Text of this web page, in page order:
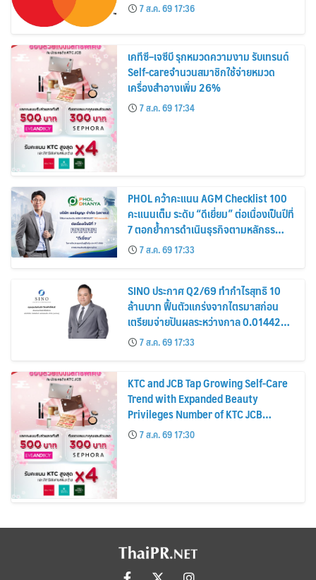
7 ส.ค. 69 17:36
เคทีซี–เจซีบี รุกหมวดความงาม รับเทรนด์
Self-careจำนวนสมาชิกใช้จ่ายหมวด
เครื่องสำอางเพิ่ม 26%
7 ส.ค. 69 17:34
PHOL คว้าคะแนน AGM Checklist 100
คะแนนเต็ม ระดับ “ดีเยี่ยม” ต่อเนื่องเป็นปีที่
7 ตอกย้ำการดำเนินธุรกิจตามหลักธร
รมาภิบาล โปร่งใส สร้างความเชื่อมั่นผู้ถือ
หุ้น
7 ส.ค. 69 17:33
SINO ประกาศ Q2/69 ทำกำไรสุทธิ 10
ล้านบาท ฟื้นตัวแกร่งจากไตรมาสก่อน
เตรียมจ่ายปันผลระหว่างกาล 0.014423
บาทต่อหุ้น ครึ่งปีหลังมุ่งเติบโตต่อเนื่อง
7 ส.ค. 69 17:33
KTC and JCB Tap Growing Self-Care
Trend with Expanded Beauty
Privileges Number of KTC JCB
Cardmembers Spending on
Cosmetics Rises 26%
7 ส.ค. 69 17:30